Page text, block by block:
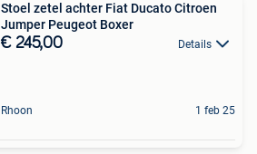
Stoel zetel achter Fiat Ducato Citroen
Jumper Peugeot Boxer
€ 245,00 Details
Rhoon 1 feb 25